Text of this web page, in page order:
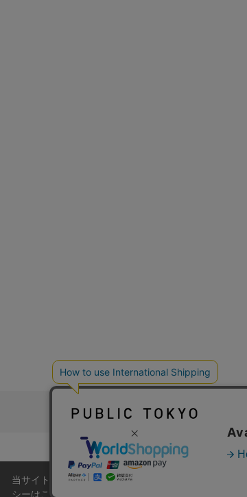
コー
当サイトはクッキー(cookie)を使用します。クッキー